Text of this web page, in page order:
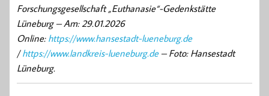
Forschungsgesellschaft „Euthanasie“-Gedenkstätte
Lüneburg –Am: 29.01.2026
Online: https://www.hansestadt-lueneburg.de
/https://www.landkreis-lueneburg.de– Foto: Hansestadt
Lüneburg.